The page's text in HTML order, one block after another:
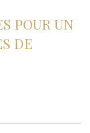
POUR UN
DE